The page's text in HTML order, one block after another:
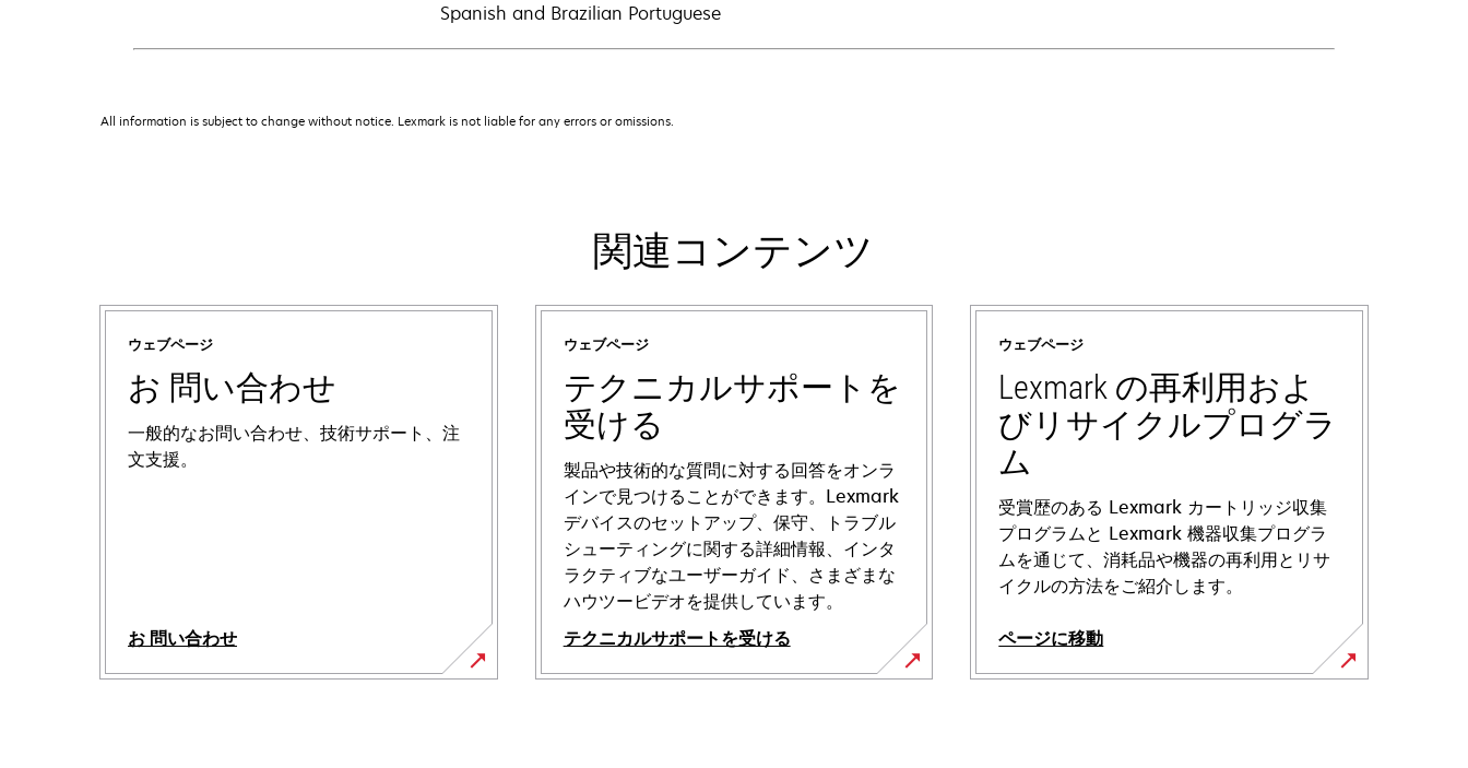
Spanish and Brazilian Portuguese
All information is subject to change without notice. Lexmark is not liable for any errors or omissions.
関連コンテンツ
ウェブページ
お 問い合わせ
一般的なお問い合わせ、技術サポート、注
文支援。
お 問い合わせ
ウェブページ
テクニカルサポートを
受ける
製品や技術的な質問に対する回答をオンラ
インで見つけることができます。Lexmark
デバイスのセットアップ、保守、トラブル
シューティングに関する詳細情報、インタ
ラクティブなユーザーガイド、さまざまな
ハウツービデオを提供しています。
テクニカルサポートを受ける
新
ウェブページ
Lexmark の再利用およ
びリサイクルプログラ
ム
受賞歴のある Lexmark カートリッジ収集
プログラムと Lexmark 機器収集プログラ
ムを通じて、消耗品や機器の再利用とリサ
イクルの方法をご紹介します。
ページに移動